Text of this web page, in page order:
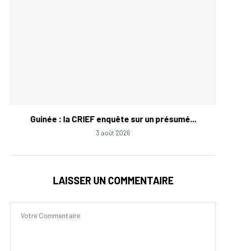
Guinée : la CRIEF enquête sur un présumé...
3 août 2026
LAISSER UN COMMENTAIRE